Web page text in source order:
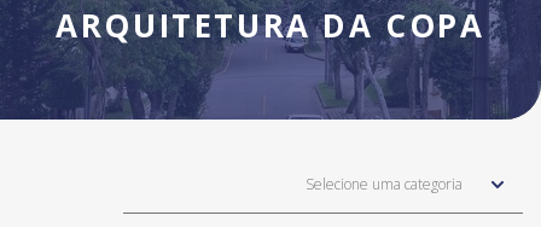
ARQUITETURA DA COPA
Selecione uma categoria